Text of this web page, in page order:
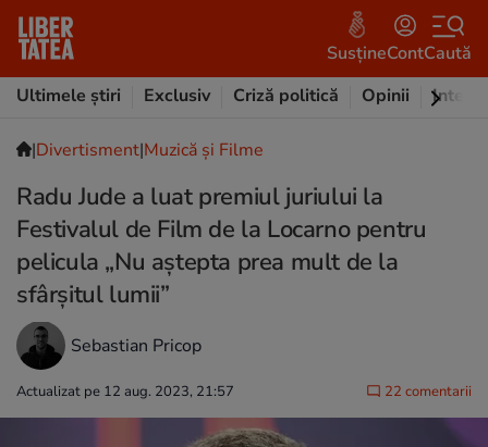
SusțineContCaută
Ultimele știri
Exclusiv Criză politică Opinii
|Divertisment|Muzică și Filme
Radu Jude a luat premiul juriului la
Festivalul de Film de la Locarno pentru
pelicula „Nu aștepta prea mult de la
sfârșitul lumii”
Sebastian Pricop
Actualizat pe 12 aug. 2023, 21:57 22 comentarii